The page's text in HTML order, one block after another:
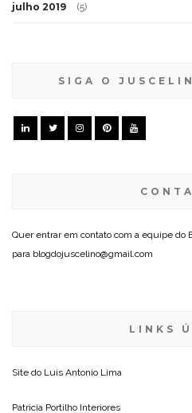
julho 2019 (5)
SIGA O
Quer entrar em contato com a equipe do
para blogdojuscelino@gmail.com
LINKS
Site do Luis Antonio Lima
Patricia Portilho Interiores